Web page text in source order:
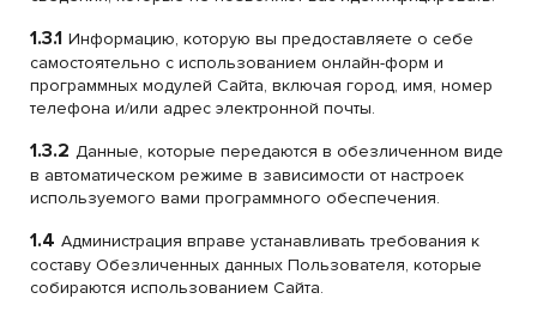
1.3.1 Информацию, которую вы предоставляете о себе
самостоятельно с использованием онлайн-форм и
программных модулей Сайта, включая город, имя, номер
телефона и/или адрес электронной почты.
1.3.2 Данные, которые передаются в обезличенном виде
в автоматическом режиме в зависимости от настроек
используемого вами программного обеспечения.
1.4 Администрация вправе устанавливать требования к
составу Обезличенных данных Пользователя, которые
собираются использованием Сайта.